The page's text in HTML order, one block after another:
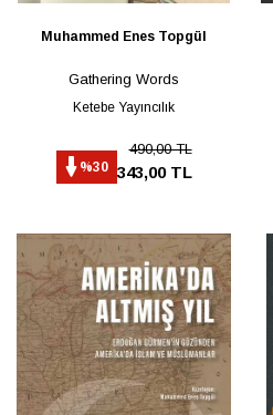
Muhammed Enes Topgül
Gathering Words
Ketebe Yayıncılık
%30
490,00 TL
343,00 TL